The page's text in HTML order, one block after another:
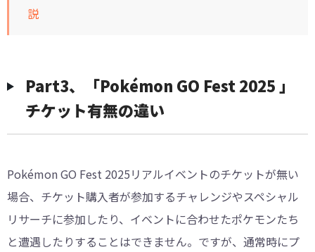
説
Part3、「Pokémon GO Fest 2025 」
チケット有無の違い
Pokémon GO Fest 2025リアルイベントのチケットが無い
場合、チケット購入者が参加するチャレンジやスペシャル
リサーチに参加したり、イベントに合わせたポケモンたち
と遭遇したりすることはできません。ですが、通常時にプ